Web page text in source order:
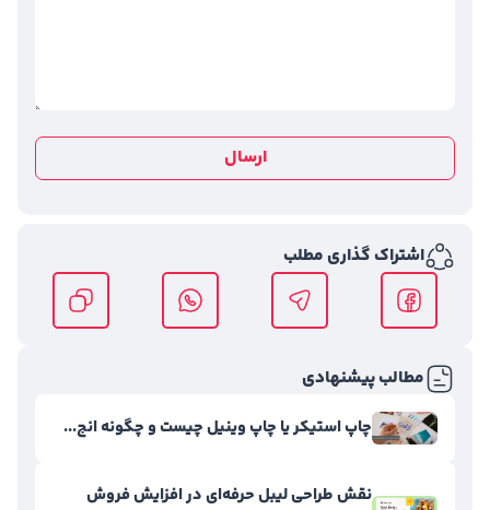
ارسال
اشتراک گذاری مطلب
مطالب پیشنهادی
چاپ استیکر یا چاپ وینیل چیست و چگونه انج...
نقش طراحی لیبل حرفه‌ای در افزایش فروش